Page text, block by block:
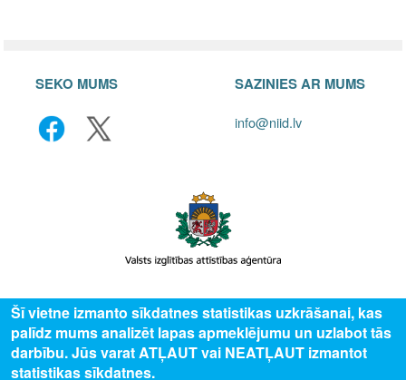
SEKO MUMS SAZINIES AR MUMS
info@niid.lv
© 2025 Valsts izglītības attīstības aģentūra, publicētā satura visas tiesības
aizsargātas.
Šī vietne izmanto sīkdatnes statistikas uzkrāšanai, kas
palīdz mums analizēt lapas apmeklējumu un uzlabot tās
darbību. Jūs varat ATĻAUT vai NEATĻAUT izmantot
statistikas sīkdatnes.